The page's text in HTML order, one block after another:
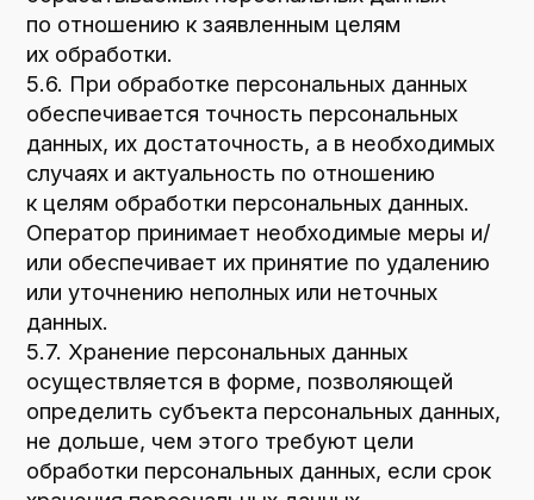
на передачу данных третьему лицу для
исполнения обязательств по гражданско-
правовому договору.
8.3. В случае выявления неточностей
в персональных данных, Пользователь
может актуализировать их самостоятельно,
путем направления Оператору уведомление
на адрес электронной почты Оператора
mebelnaya12k4@mail.ru
«Актуализация персональных данных».
8.4. Срок обработки персональных данных
определяется достижением целей, для
которых были собраны персональные
данные, если иной срок не предусмотрен
договором или действующим
законодательством.
Пользователь может в любой момент
отозвать свое согласие на обработку
персональных данных, направив Оператору
уведомление посредством электронной
почты на электронный адрес Оператора
mebelnaya12k4@mail.ruс пометкой «Отзыв